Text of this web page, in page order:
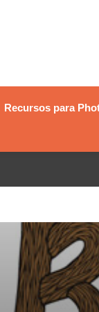
Recursos para